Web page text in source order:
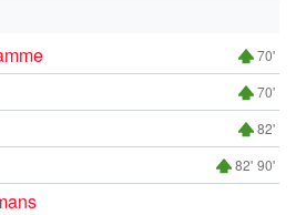
70'
70'
82'
82' 90'